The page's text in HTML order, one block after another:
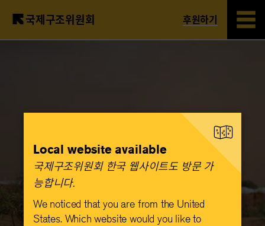
국제구조위원회 후원하기
Local website available
국제구조위원회 한국 웹사이트도 방문 가
능합니다.​
We noticed that you are from the United
States. Which website would you like to